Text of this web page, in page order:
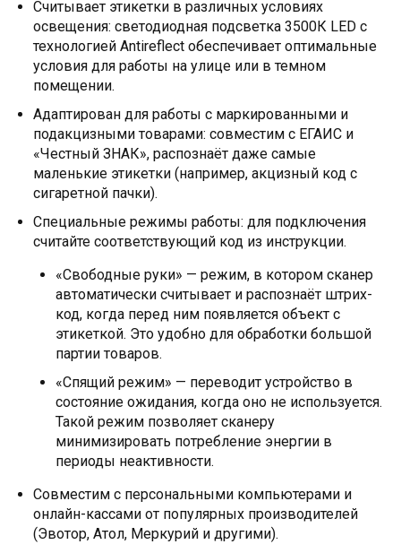
Считывает этикетки в различных условиях
освещения: светодиодная подсветка 3500К LED с
технологией Antireflect обеспечивает оптимальные
условия для работы на улице или в темном
помещении.
Адаптирован для работы с маркированными и
подакцизными товарами: совместим с ЕГАИС и
«Честный ЗНАК», распознаёт даже самые
маленькие этикетки (например, акцизный код с
сигаретной пачки).
Специальные режимы работы: для подключения
считайте соответствующий код из инструкции.
«Свободные руки» — режим, в котором сканер
автоматически считывает и распознаёт штрих-
код, когда перед ним появляется объект с
этикеткой. Это удобно для обработки большой
партии товаров.
«Спящий режим» — переводит устройство в
состояние ожидания, когда оно не используется.
Такой режим позволяет сканеру
минимизировать потребление энергии в
периоды неактивности.
Совместим с персональными компьютерами и
онлайн-кассами от популярных производителей
(Эвотор, Атол, Меркурий и другими).